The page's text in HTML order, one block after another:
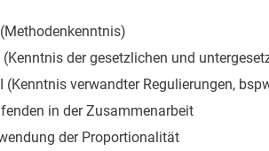
der gesetzlichen und
(Kenntnis verwandter Regulierungen,
in der Zusammenarbeit
der Proportionalität